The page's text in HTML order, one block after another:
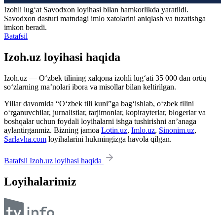
Izohli lugʻat Savodxon loyihasi bilan hamkorlikda yaratildi.
Savodxon dasturi matndagi imlo xatolarini aniqlash va tuzatishga
imkon beradi.
Batafsil
Izoh.uz loyihasi haqida
Izoh.uz — O‘zbek tilining xalqona izohli lug‘ati 35 000 dan ortiq
so‘zlarning ma’nolari ibora va misollar bilan keltirilgan.
Yillar davomida “O‘zbek tili kuni”ga bag‘ishlab, o‘zbek tilini
o‘rganuvchilar, jurnalistlar, tarjimonlar, kopirayterlar, blogerlar va
boshqalar uchun foydali loyihalarni ishga tushirishni an’anaga
aylantirganmiz. Bizning jamoa Lotin.uz, Imlo.uz, Sinonim.uz,
Sarlavha.com loyihalarini hukmingizga havola qilgan.
Batafsil Izoh.uz loyihasi haqida
Loyihalarimiz